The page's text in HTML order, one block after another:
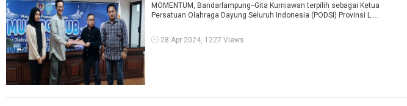
MOMENTUM, Bandarlampung--Gita Kurniawan terpilih sebagai Ketua
Persatuan Olahraga Dayung Seluruh Indonesia (PODSI) Provinsi L ...
28 Apr 2024, 1227 Views